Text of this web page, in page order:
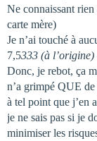
Ne connaissant
carte mère)
Je n’ai touché à
7,5333 (à
Donc, je rebot, ça
n’a grimpé QUE
à tel point que j’en
je ne sais pas si je
minimiser les